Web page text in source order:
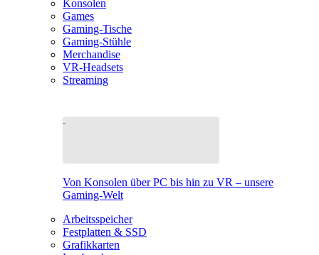
Konsolen
Games
Gaming-Tische
Gaming-Stühle
Merchandise
VR-Headsets
Streaming
Von Konsolen über PC bis hin zu VR – unsere
Gaming-Welt
Arbeitsspeicher
Festplatten & SSD
Grafikkarten